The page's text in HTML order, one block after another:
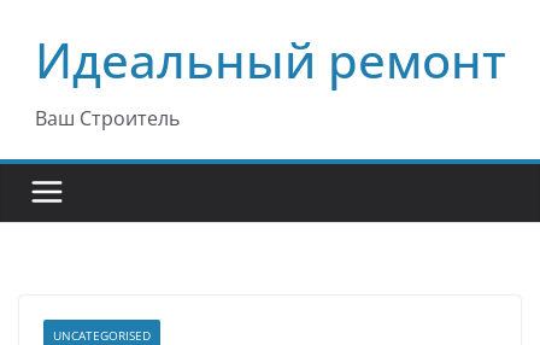
содержимому
Идеальный ремонт
Ваш Строитель
UNCATEGORISED